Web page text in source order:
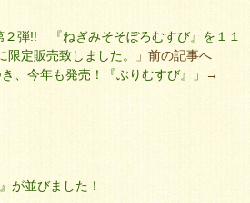
２弾!! 『ねぎみそそぼろむすび』を１１
定販売致しました。
」前の記事へ
、今年も発売！『ぶりむすび』 」→
が並びました！